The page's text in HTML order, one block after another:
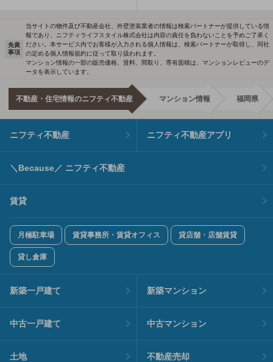
免責
事項
当サイトの物件及び不動産会社、外壁塗装業者の情報は検索パートナーが提供している情
報であり、ニフティライフスタイル株式会社は内容の責任を負わないことを予めご了承く
ださい。本サービス内でお客様が入力される個人情報は、検索パートナーが取得し、同社
の定める個人情報規約に従って取り扱われます。
マンション情報の一部の販売価格、賃料、間取り、専有面積は、マンションレビューのデ
ータを表示しています。
不動産・住宅情報のニフティ不動産 マンション情報 福岡県
ニフティ不動産 ニフティ不動産アプリ
＼Because／ ニフティ不動産
賃貸
月極駐車場 賃貸事務所・賃貸オフィス 貸店舗・店舗賃貸
貸し倉庫
新築一戸建て 新築マンション
中古一戸建て 中古マンション
土地 不動産売却